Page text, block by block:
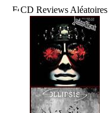
CD Reviews Aléatoires